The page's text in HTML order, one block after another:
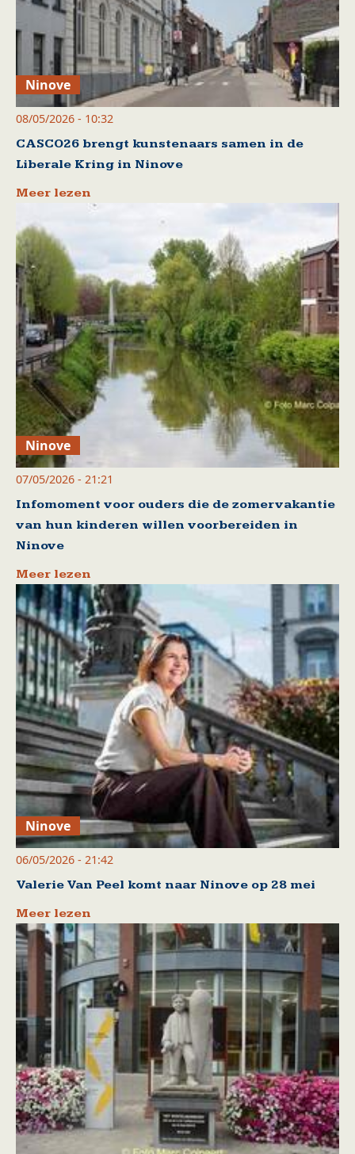
Ninove
08/05/2026 - 10:32
CASCO26 brengt kunstenaars samen in de
Liberale Kring in Ninove
Meer lezen
Ninove
07/05/2026 - 21:21
Infomoment voor ouders die de zomervakantie
van hun kinderen willen voorbereiden in
Ninove
Meer lezen
Ninove
06/05/2026 - 21:42
Valerie Van Peel komt naar Ninove op 28 mei
Meer lezen